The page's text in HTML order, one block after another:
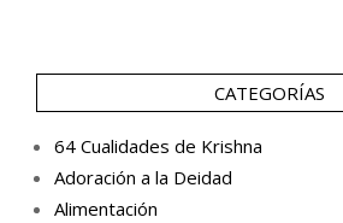
CATEGORÍAS
64 Cualidades de Krishna
Adoración a la Deidad
Alimentación